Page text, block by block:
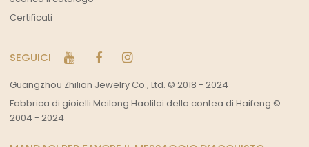
Certificati
SEGUICI
Guangzhou Zhilian Jewelry Co., Ltd. © 2018 - 2024
Fabbrica di gioielli Meilong Haolilai della contea di Haifeng ©
2004 - 2024